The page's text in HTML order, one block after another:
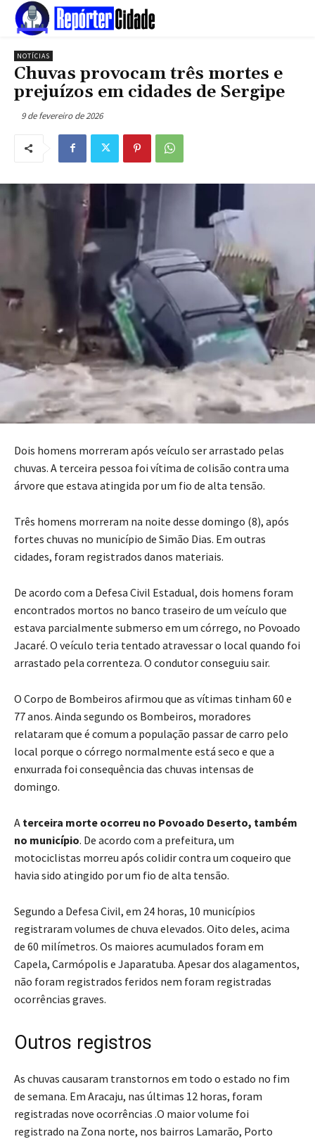
NOTÍCIAS
Chuvas provocam três mortes e
prejuízos em cidades de Sergipe
9 de fevereiro de 2026
Dois homens morreram após veículo ser arrastado pelas
chuvas. A terceira pessoa foi vítima de colisão contra uma
árvore que estava atingida por um fio de alta tensão.
Três homens morreram na noite desse domingo (8), após
fortes chuvas no município de Simão Dias. Em outras
cidades, foram registrados danos materiais.
De acordo com a Defesa Civil Estadual, dois homens foram
encontrados mortos no banco traseiro de um veículo que
estava parcialmente submerso em um córrego, no Povoado
Jacaré. O veículo teria tentado atravessar o local quando foi
arrastado pela correnteza. O condutor conseguiu sair.
O Corpo de Bombeiros afirmou que as vítimas tinham 60 e
77 anos. Ainda segundo os Bombeiros, moradores
relataram que é comum a população passar de carro pelo
local porque o córrego normalmente está seco e que a
enxurrada foi consequência das chuvas intensas de
domingo.
A terceira morte ocorreu no Povoado Deserto, também
no município. De acordo com a prefeitura, um
motociclistas morreu após colidir contra um coqueiro que
havia sido atingido por um fio de alta tensão.
Segundo a Defesa Civil, em 24 horas, 10 municípios
registraram volumes de chuva elevados. Oito deles, acima
de 60 milímetros. Os maiores acumulados foram em
Capela, Carmópolis e Japaratuba. Apesar dos alagamentos,
não foram registrados feridos nem foram registradas
ocorrências graves.
Outros registros
As chuvas causaram transtornos em todo o estado no fim
de semana. Em Aracaju, nas últimas 12 horas, foram
registradas nove ocorrências .O maior volume foi
registrado na Zona norte, nos bairros Lamarão, Porto